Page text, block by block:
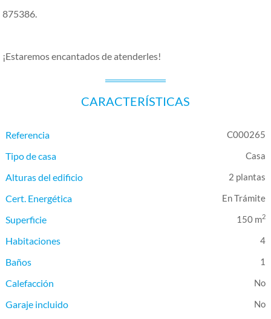
875386.
¡Estaremos encantados de atenderles!
CARACTERÍSTICAS
Referencia C000265
Tipo de casa Casa
Alturas del edificio 2 plantas
Cert. Energética En Trámite
Superficie 150 m2
Habitaciones 4
Baños 1
Calefacción
Garaje incluido